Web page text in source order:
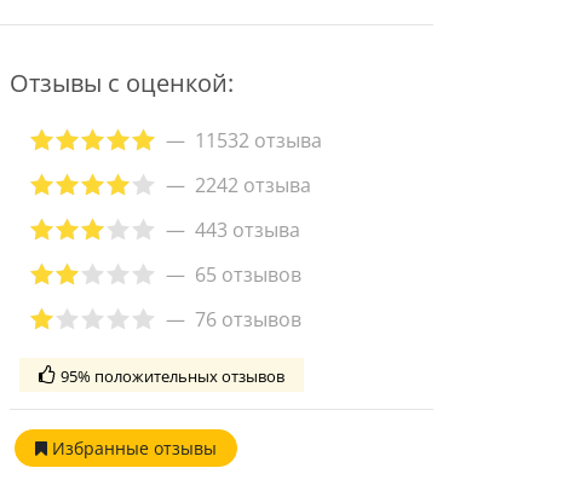
Отзывы с оценкой:
11532 отзыва
2242 отзыва
443 отзыва
65 отзывов
76 отзывов
95% положительных отзывов
Избранные отзывы